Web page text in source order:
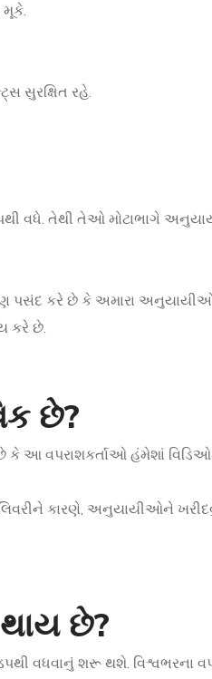
મૂકે.
સુરક્ષિત રહે.
વધે. તેથી તેઓ મોટાભાગે
કરે છે કે અમારા અનુયાયીઓ
કરે છે.
છે?
આ વપરાશકર્તાઓ હંમેશાં
કારણે, અનુયાયીઓને
છે?
વધવાનું શરૂ થશે. વિશ્વભરના